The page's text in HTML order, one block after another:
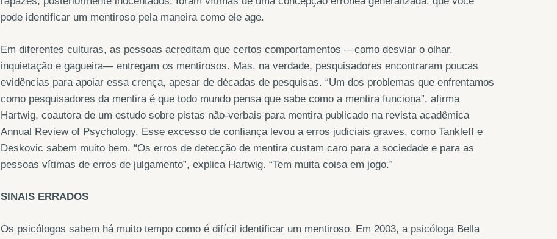
pode identificar um mentiroso pela maneira como ele age.
Em diferentes culturas, as pessoas acreditam que certos comportamentos —como desviar o olhar,
inquietação e gagueira— entregam os mentirosos. Mas, na verdade, pesquisadores encontraram poucas
evidências para apoiar essa crença, apesar de décadas de pesquisas. “Um dos problemas que enfrentamos
como pesquisadores da mentira é que todo mundo pensa que sabe como a mentira funciona”, afirma
Hartwig, coautora de um estudo sobre pistas não-verbais para mentira publicado na revista acadêmica
Annual Review of Psychology. Esse excesso de confiança levou a erros judiciais graves, como Tankleff e
Deskovic sabem muito bem. “Os erros de detecção de mentira custam caro para a sociedade e para as
pessoas vítimas de erros de julgamento”, explica Hartwig. “Tem muita coisa em jogo.”
SINAIS ERRADOS
Os psicólogos sabem há muito tempo como é difícil identificar um mentiroso. Em 2003, a psicóloga Bella